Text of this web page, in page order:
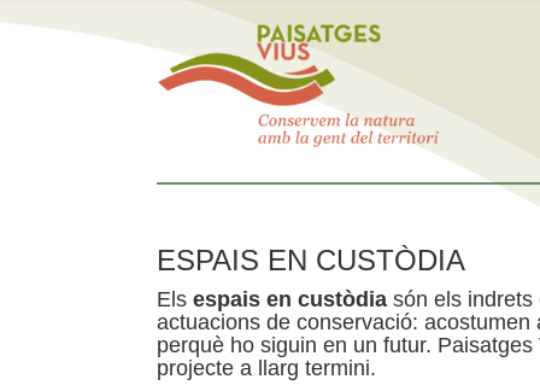
ESPAIS EN CUSTÒDIA
Els espais en custòdia són els indrets
actuacions de conservació:
perquè ho siguin en un futur.
projecte a llarg termini.